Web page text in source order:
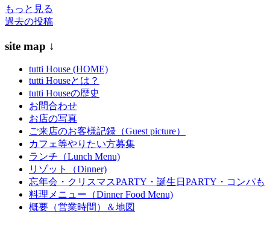
もっと見る
投
稿
過去の投稿
site map ↓
tutti House (HOME)
tutti Houseとは？
tutti Houseの歴史
お問合わせ
お店の写真
ご来店のお客様記録（Guest picture）
カフェ等やりたい方募集
ランチ（Lunch Menu)
リゾット（Dinner)
忘年会・クリスマスPARTY・誕生日PARTY・コンパも
料理メニュー（Dinner Food Menu)
概要（営業時間）＆地図